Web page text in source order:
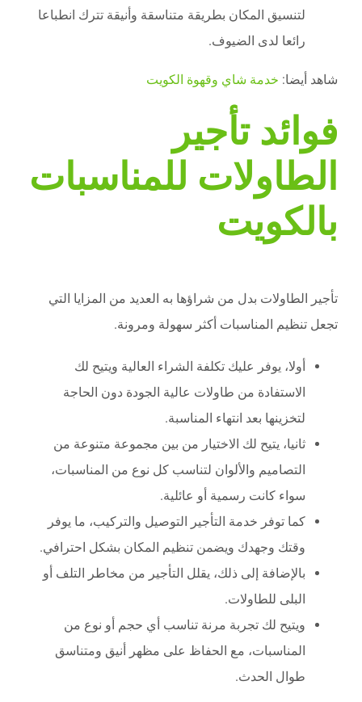
لتنسيق المكان بطريقة متناسقة وأنيقة تترك انطباعا
رائعا لدى الضيوف.
شاهد أيضا: خدمة شاي وقهوة الكويت
فوائد تأجير
الطاولات للمناسبات
بالكويت
تأجير الطاولات بدل من شراؤها به العديد من المزايا التي
تجعل تنظيم المناسبات أكثر سهولة ومرونة.
أولا، يوفر عليك تكلفة الشراء العالية ويتيح لك
الاستفادة من طاولات عالية الجودة دون الحاجة
لتخزينها بعد انتهاء المناسبة.
ثانيا، يتيح لك الاختيار من بين مجموعة متنوعة من
التصاميم والألوان لتناسب كل نوع من المناسبات،
سواء كانت رسمية أو عائلية.
كما توفر خدمة التأجير التوصيل والتركيب، ما يوفر
وقتك وجهدك ويضمن تنظيم المكان بشكل احترافي.
بالإضافة إلى ذلك، يقلل التأجير من مخاطر التلف أو
البلى للطاولات.
ويتيح لك تجربة مرنة تناسب أي حجم أو نوع من
المناسبات، مع الحفاظ على مظهر أنيق ومتناسق
طوال الحدث.